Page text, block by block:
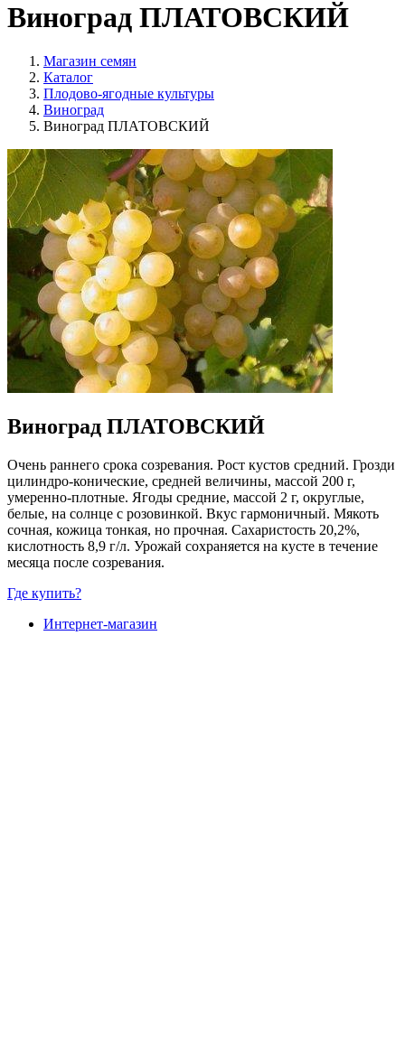
Виноград ПЛАТОВСКИЙ
Магазин семян
Каталог
Плодово-ягодные культуры
Виноград
Виноград ПЛАТОВСКИЙ
Виноград ПЛАТОВСКИЙ
Очень раннего срока созревания. Рост кустов средний. Грозди
цилиндро-конические, средней величины, массой 200 г,
умеренно-плотные. Ягоды средние, массой 2 г, округлые,
белые, на солнце с розовинкой. Вкус гармоничный. Мякоть
сочная, кожица тонкая, но прочная. Сахаристость 20,2%,
кислотность 8,9 г/л. Урожай сохраняется на кусте в течение
месяца после созревания.
Где купить?
Интернет-магазин